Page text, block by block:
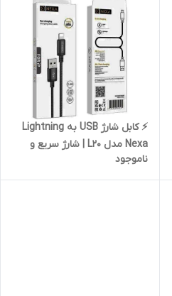
⚡ کابل شارژ USB به Lightning
Nexa مدل L20 | شارژ سریع و
کیفیت برتر برای محصولات اپل
ناموجود